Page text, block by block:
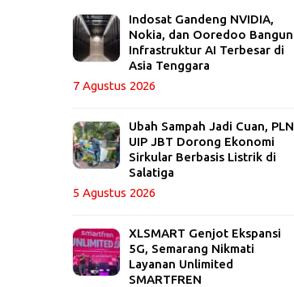
Indosat Gandeng NVIDIA,
Nokia, dan Ooredoo Bangun
Infrastruktur AI Terbesar di
Asia Tenggara
7 Agustus 2026
Ubah Sampah Jadi Cuan, PLN
UIP JBT Dorong Ekonomi
Sirkular Berbasis Listrik di
Salatiga
5 Agustus 2026
XLSMART Genjot Ekspansi
5G, Semarang Nikmati
Layanan Unlimited
SMARTFREN